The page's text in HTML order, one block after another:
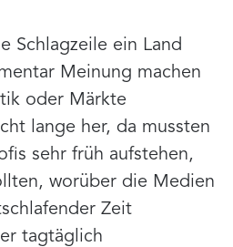
Schlagzeile ein Land
Meinung machen
oder Märkte
lange her, da mussten
sehr früh aufstehen,
worüber die Medien
Zeit
tagtäglich